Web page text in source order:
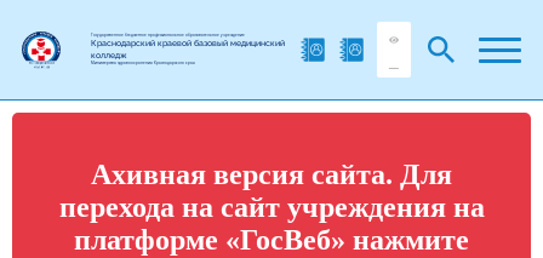
Государственное бюджетное профессиональное образовательное учреждение
Краснодарский краевой базовый медицинский
колледж
Министерства здравоохранения Краснодарского края
Ахивная версия сайта. Для
перехода на сайт учреждения на
платформе «ГосВеб» нажмите